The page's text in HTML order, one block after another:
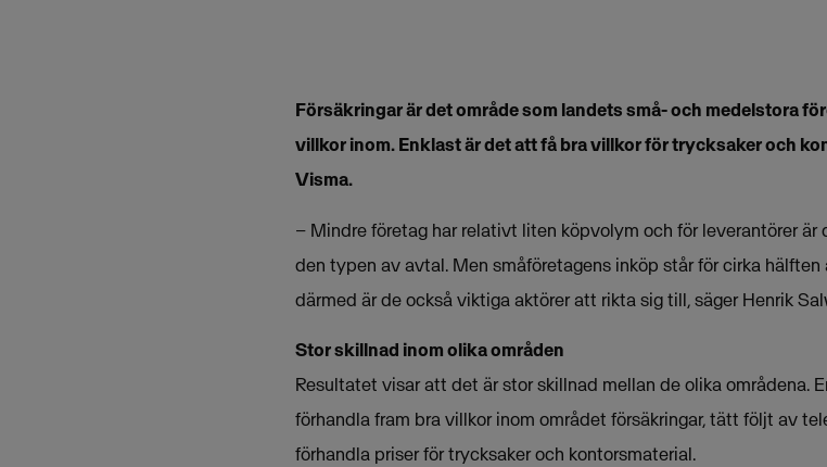
Försäkringar är det område som landets små- och medelstora
villkor inom. Enklast är det att få bra villkor för trycksaker och
Visma.
– Mindre företag har relativt liten köpvolym och för leverantörer
den typen av avtal. Men småföretagens inköp står för cirka
därmed är de också viktiga aktörer att rikta sig till, säger Henrik
Stor skillnad inom olika områden
Resultatet visar att det är stor skillnad mellan de olika områdena.
förhandla fram bra villkor inom området försäkringar, tätt följt av
förhandla priser för trycksaker och kontorsmaterial.